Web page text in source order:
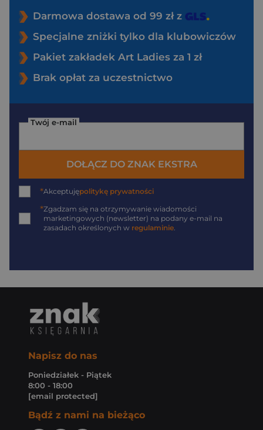
Darmowa dostawa od 99 zł z
Specjalne zniżki tylko dla klubowiczów
Pakiet zakładek Art Ladies za 1 zł
Brak opłat za uczestnictwo
Twój e-mail
DOŁĄCZ DO ZNAK EKSTRA
*Akceptujępolitykę prywatności
*Zgadzam się na otrzymywanie wiadomości
marketingowych (newsletter) na podany e-mail na
zasadach określonych w regulaminie.
Napisz do nas
Poniedziałek - Piątek
8:00 - 18:00
[email protected]
Bądź z nami na bieżąco